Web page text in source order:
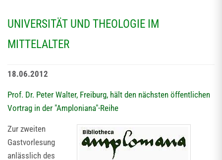
UNIVERSITÄT UND THEOLOGIE IM
MITTELALTER
18.06.2012
Prof. Dr. Peter Walter, Freiburg, hält den nächsten öffentlichen
Vortrag in der "Amploniana"-Reihe
Zur zweiten
Gastvorlesung
anlässlich des